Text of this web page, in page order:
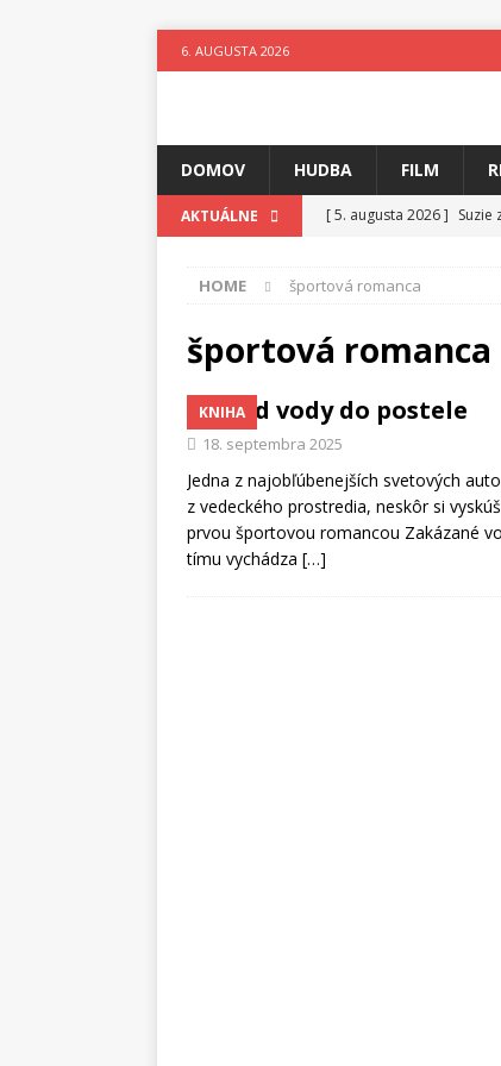
6. AUGUSTA 2026
DOMOV HUDBA FILM
AKTUÁLNE [ 5. augusta 2026 ] Suzie
[ 3. augusta 2026 ]
[ 3. augusta 2026 ]
[ 1. augusta 2026 ]
HOME športová romanca
športová romanca
KNIHA
Spod vody do postele
18. septembra 2025
Jedna z najobľúbenejších svetových
z vedeckého prostredia, neskôr si
prvou športovou romancou Zakázané
tímu vychádza […]